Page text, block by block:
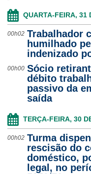
Transparência
Legislação
Contato
QUARTA-FEIRA, 31
00h02 Trabalhador
humilhado
indenizado
00h00 Sócio
débito
passivo da
saída
TERÇA-FEIRA, 30
00h02 Turma
rescisão do
doméstico,
legal, no